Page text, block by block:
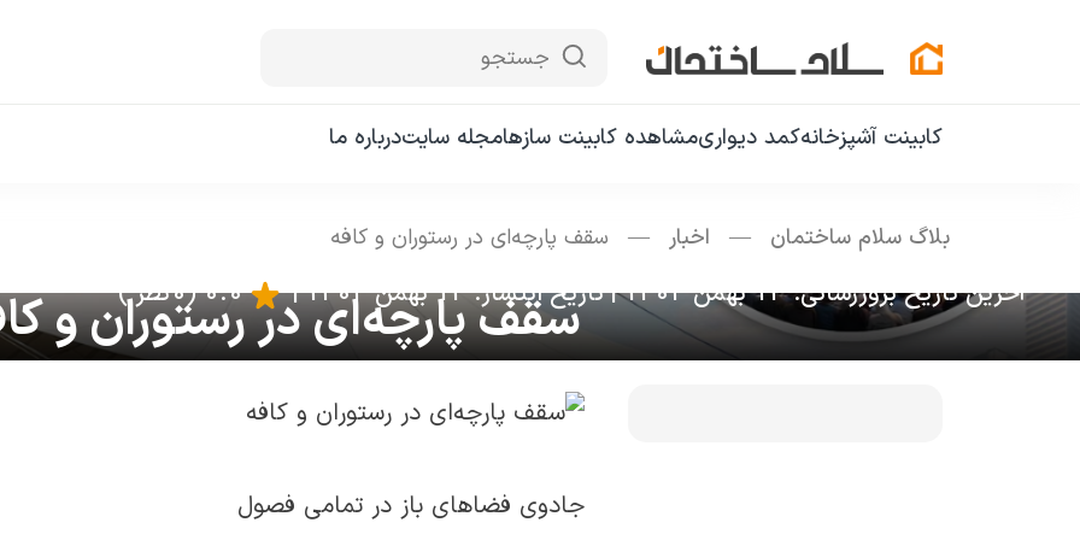
جستجو
کابینت آشپزخانهکمد دیواریمشاهده کابینت سازهامجله سایتدرباره ما
بلاگ سلام ساختمان — اخبار — سقف پارچه‌ای در رستوران و کافه
سقف پارچه‌ای در رستوران و آخرین تاریخ بروزرسانی: 13 بهمن 1404 |تاریخ انتشار: 13 بهمن 1404 |
0.0 (0 نظر )
جادوی فضاهای باز در تمامی فصول